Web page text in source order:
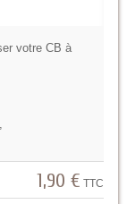
votre CB à
1,90 € TTC